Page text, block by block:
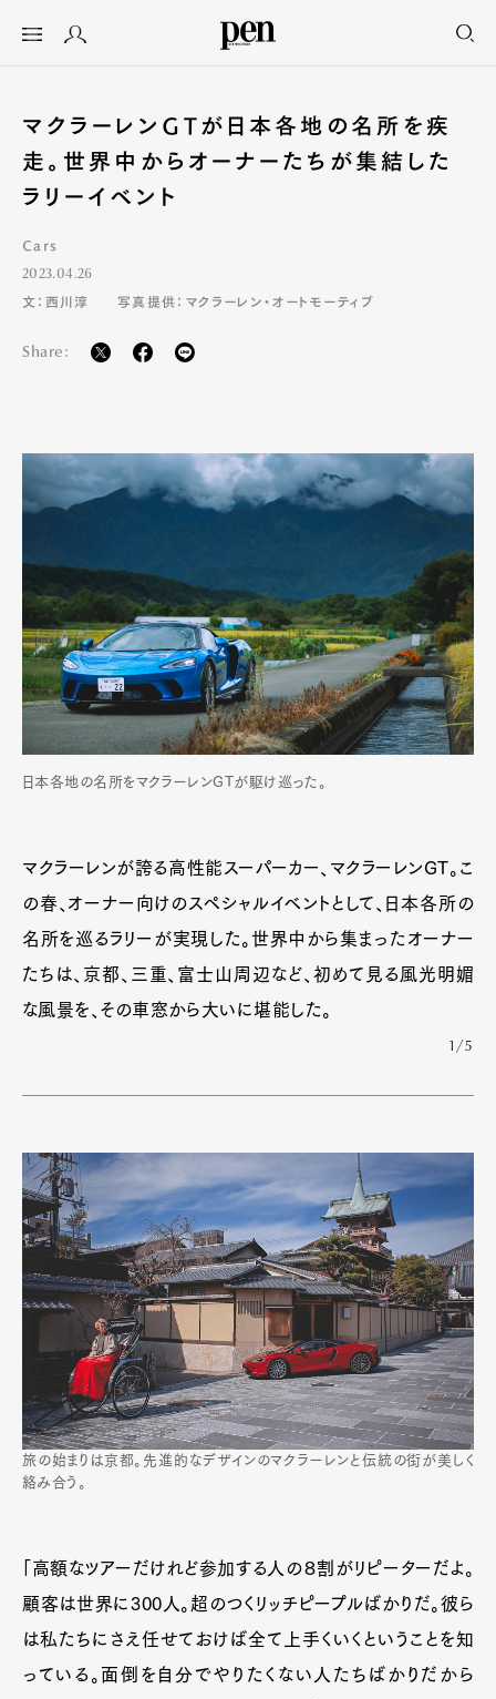
マクラーレンGTが日本各地の名所を疾
走。世界中からオーナーたちが集結した
ラリーイベント
Cars
2023.04.26
文：西川淳
写真提供：マクラーレン・オートモーティブ
Share:
日本各地の名所をマクラーレンGTが駆け巡った。
マクラーレンが誇る高性能スーパーカー、マクラーレンGT。こ
の春、オーナー向けのスペシャルイベントとして、日本各所の
名所を巡るラリーが実現した。世界中から集まったオーナー
たちは、京都、三重、富士山周辺など、初めて見る風光明媚
な風景を、その車窓から大いに堪能した。
1/5
旅の始まりは京都。先進的なデザインのマクラーレンと伝統の街が美しく
絡み合う。
「高額なツアーだけれど参加する人の８割がリピーターだよ。
顧客は世界に300人。超のつくリッチピープルばかりだ。彼ら
は私たちにさえ任せておけば全て上手くいくということを知
っている。面倒を自分でやりたくない人たちばかりだから